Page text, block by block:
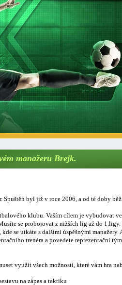
manažeru Brejk.
byl již v roce 2006, a od té doby
klubu. Vaším cílem je vybudovat
se probojovat z nižších lig až do
se utkáte s dalšími úspěšnými manažery.
trenéra a povedete reprezentační
využít všech možností, které vám hra
na zápas a taktiku